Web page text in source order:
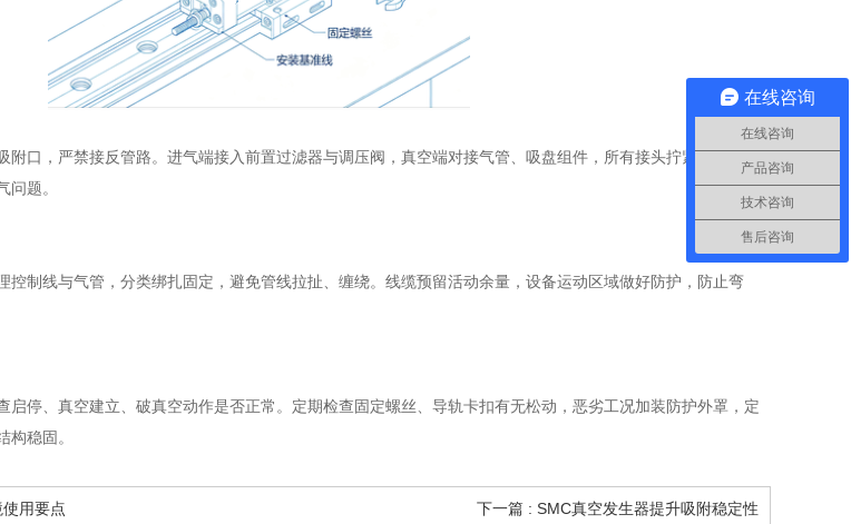
附口，严禁接反管路。进气端接入前置过滤器与调压阀，真空端对接气管、吸盘组件，所有接头拧紧密封，选
问题。
控制线与气管，分类绑扎固定，避免管线拉扯、缠绕。线缆预留活动余量，设备运动区域做好防护，防止弯
启停、真空建立、破真空动作是否正常。定期检查固定螺丝、导轨卡扣有无松动，恶劣工况加装防护外罩，定
稳固。
用要点 下一篇 : SMC真空发生器提升吸附稳定性
在线咨询
在线咨询
产品咨询
技术咨询
售后咨询